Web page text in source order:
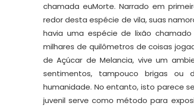
chamada euMorte. Narrado em
redor desta espécie de vila, suas
havia uma espécie de lixão
milhares de quilômetros de coisas
de Açúcar de Melancia, vive um
sentimentos, tampouco brigas ou
humanidade. No entanto, isto parece
juvenil serve como método para